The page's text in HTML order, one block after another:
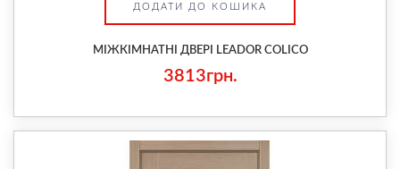
ДОДАТИ ДО КОШИКА
МІЖКІМНАТНІ ДВЕРІ LEADOR COLICO
3813грн.